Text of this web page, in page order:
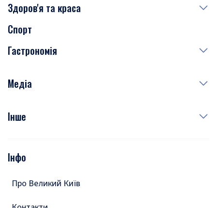
Сьогодні
Завтра
Субота
Здоров'я та краса
Медицина
Краса
Спорт
Гастрономія
Рецепти
Медіа
Фото
Подкасти
Інше
Тести
Інфо
Про Великий Київ